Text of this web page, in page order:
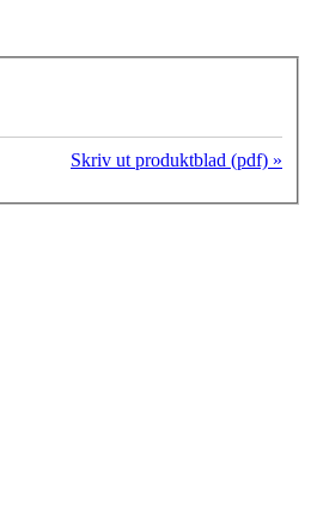
Skriv ut produktblad (pdf) »